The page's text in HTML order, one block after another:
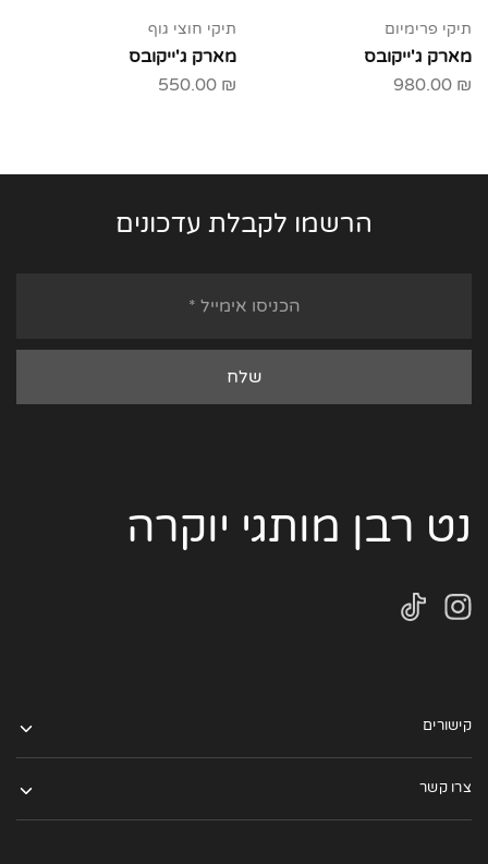
תיקי פרימיום
מארק ג'ייקובס
980.00 ₪
תיקי חוצי גוף
מארק ג'ייקובס
550.00 ₪
הרשמו לקבלת עדכונים
נט רבן מותגי יוקרה
קישורים
צרו קשר